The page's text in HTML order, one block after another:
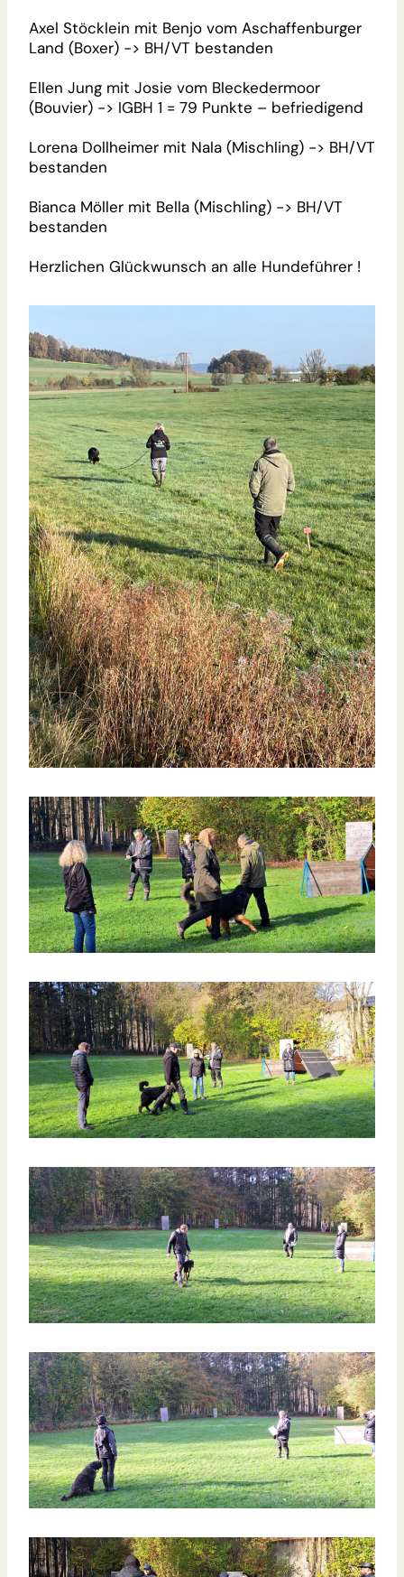
Axel Stöcklein mit Benjo vom Aschaffenburger
Land (Boxer) -> BH/VT bestanden
Ellen Jung mit Josie vom Bleckedermoor
(Bouvier) -> IGBH 1 = 79 Punkte – befriedigend
Lorena Dollheimer mit Nala (Mischling) -> BH/VT
bestanden
Bianca Möller mit Bella (Mischling) -> BH/VT
bestanden
Herzlichen Glückwunsch an alle Hundeführer !